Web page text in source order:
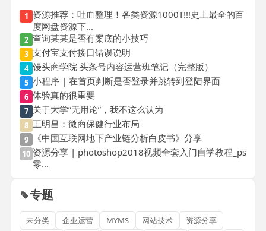
1 资源推荐：吐血整理！各类资源1000T!!!史上最全的百
度网盘资源下...
2 查询某某是否有案底的小技巧
3 支付宝支付接口错误说明
4 馒头商学院 头条号内容运营班笔记（完整版）
5 小程序 | 在首页判断是否登录并跳转到登陆界面
6 体验真的很重要
7 关于大学“无用论”，我不这么认为
8 王明昌：微商保健行业布局
9 《中国互联网地下产业链分析白皮书》分享
10 资源分享 | photoshop2018视频全套入门自学教程_ps
零...
专题
未分类 企业运营 MYMS 网站技术
资源分享